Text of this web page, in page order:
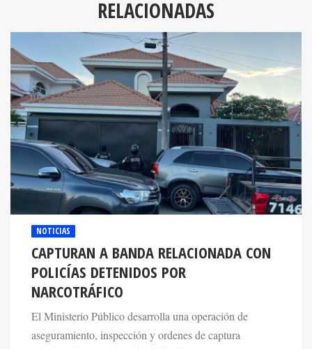
RELACIONADAS
NOTICIAS
CAPTURAN A BANDA RELACIONADA CON
POLICÍAS DETENIDOS POR
NARCOTRÁFICO
El Ministerio Público desarrolla una operación de
aseguramiento, inspección y ordenes de captura